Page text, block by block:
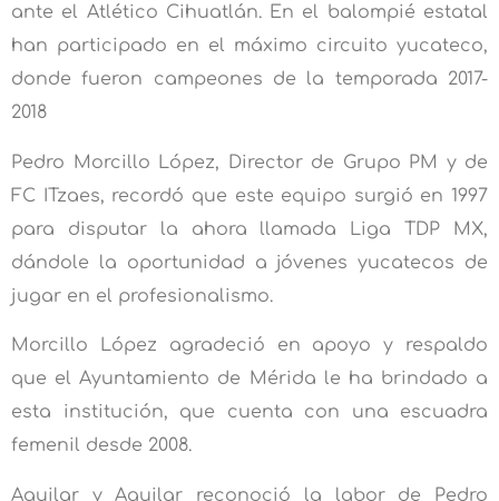
ante el Atlético Cihuatlán. En el balompié estatal
han participado en el máximo circuito yucateco,
donde fueron campeones de la temporada 2017-
2018
Pedro Morcillo López, Director de Grupo PM y de
FC ITzaes, recordó que este equipo surgió en 1997
para disputar la ahora llamada Liga TDP MX,
dándole la oportunidad a jóvenes yucatecos de
jugar en el profesionalismo.
Morcillo López agradeció en apoyo y respaldo
que el Ayuntamiento de Mérida le ha brindado a
esta institución, que cuenta con una escuadra
femenil desde 2008.
Aguilar y Aguilar reconoció la labor de Pedro